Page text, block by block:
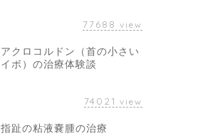
77688 view
アクロコルドン（首の小さい
イボ）の治療体験談
74021 view
指趾の粘液嚢腫の治療